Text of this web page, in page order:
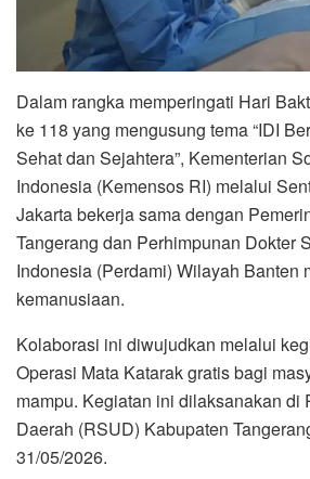
Dalam rangka memperingati Hari
ke 118 yang mengusung tema “IDI
Sehat dan Sejahtera”, Kementerian
Indonesia (Kemensos RI) melalui
Jakarta bekerja sama dengan
Tangerang dan Perhimpunan Dokter
Indonesia (Perdami) Wilayah Banten
kemanusiaan.
Kolaborasi ini diwujudkan melalui
Operasi Mata Katarak gratis bagi
mampu. Kegiatan ini dilaksanakan di
Daerah (RSUD) Kabupaten
31/05/2026.